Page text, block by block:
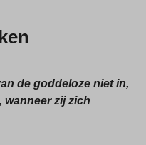
de goddeloze niet in,
wanneer zij zich